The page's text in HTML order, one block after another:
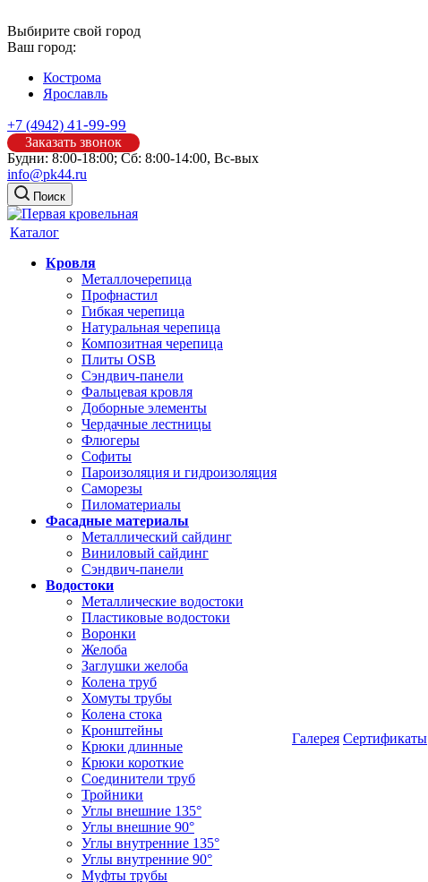
Выбирите свой город
Ваш город:
Кострома
Ярославль
+7 (4942) 41-99-99
Заказать звонок
Будни: 8:00-18:00; Сб: 8:00-14:00, Вс-вых
info@pk44.ru
Поиск
Каталог
Кровля
Металлочерепица
Профнастил
Гибкая черепица
Натуральная черепица
Композитная черепица
Плиты OSB
Сэндвич-панели
Фальцевая кровля
Доборные элементы
Чердачные лестницы
Флюгеры
Софиты
Пароизоляция и гидроизоляция
Саморезы
Пиломатериалы
Фасадные материалы
Металлический сайдинг
Виниловый сайдинг
Сэндвич-панели
Водостоки
Металлические водостоки
Пластиковые водостоки
Воронки
Желоба
Заглушки желоба
Колена труб
Хомуты трубы
Колена стока
Кронштейны
Крюки длинные
Крюки короткие
Соединители труб
Тройники
Углы внешние 135°
Углы внешние 90°
Углы внутренние 135°
Углы внутренние 90°
Муфты трубы
Галерея Сертификаты